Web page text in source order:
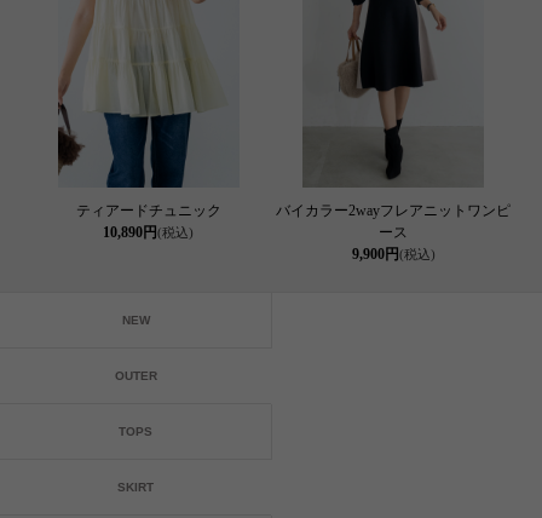
ティアードチュニック
10,890円(税込)
バイカラー2wayフレアニットワンピ
ース
9,900円(税込)
NEW
OUTER
TOPS
SKIRT